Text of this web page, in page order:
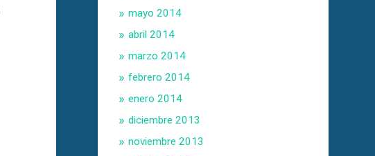
mayo 2014
abril 2014
marzo 2014
febrero 2014
enero 2014
diciembre 2013
noviembre 2013